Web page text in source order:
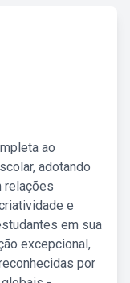
ao
adotando
relações
e
em sua
excepcional,
por